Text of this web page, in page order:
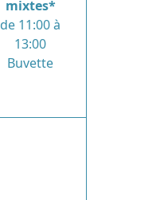
mixtes*
de 11:00 à
13:00
Buvette